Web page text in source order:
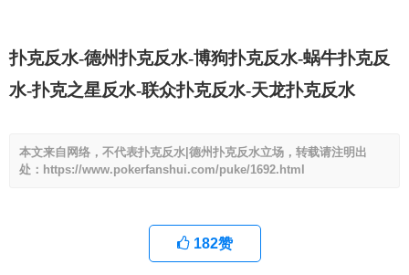
扑克反水-德州扑克反水-博狗扑克反水-蜗牛扑克反
水-扑克之星反水-联众扑克反水-天龙扑克反水
本文来自网络，不代表扑克反水|德州扑克反水立场，转载请注明出
处：https://www.pokerfanshui.com/puke/1692.html
182赞